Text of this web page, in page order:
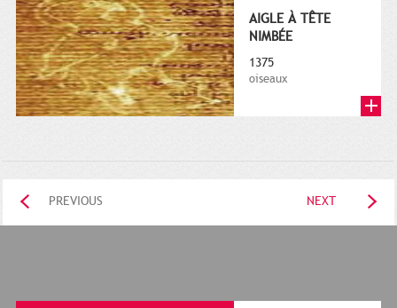
AIGLE À TÊTE
NIMBÉE
1375
oiseaux
PREVIOUS NEXT